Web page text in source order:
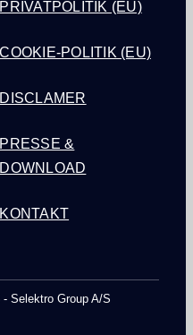
PRIVATPOLITIK (EU)
COOKIE-POLITIK (EU)
DISCLAMER
PRESSE &
DOWNLOAD
KONTAKT
Selektro Group A/S